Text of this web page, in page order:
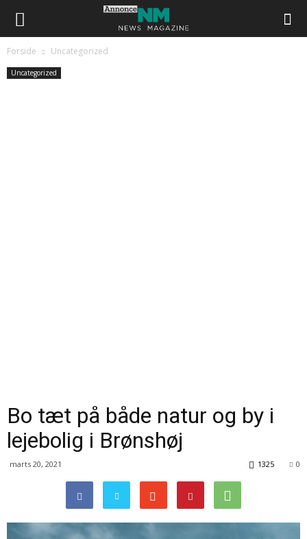
Forside Uncategorized
Uncategorized
Bo tæt på både natur og by i
lejebolig i Brønshøj
marts 20, 2021 0
1325